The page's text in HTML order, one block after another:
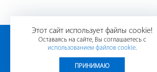
+7
Этот сайт использует файлы cookie!
Оставаясь на сайте, Вы соглашаетесь с
использованием файлов cookie.
ПРИНИМАЮ